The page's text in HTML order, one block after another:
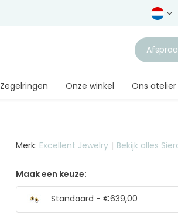
Zegelringen Onze winkel Ons atelier
Merk: Excellent Jewelry Bekijk alles
Maak een keuze:
Standaard - €639,00